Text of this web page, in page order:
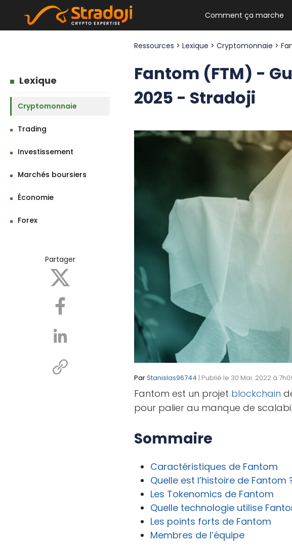
Comment ça marche
Lexique
Cryptomonnaie
Trading
Investissement
Marchés boursiers
Économie
Forex
Partager
Ressources >Lexique >Cryptomonnaie >
Fantom (FTM) -
2025 - Stradoji
ParStanislas96744 | Publié le 30 Mai. 2022 à
Fantom est un projet blockchain
pour palier au manque de
Sommaire
Caractéristiques de Fantom
Quelle est l’histoire de Fantom
Les Tokenomics de Fantom
Quelle technologie utilise
Les points forts de Fantom
Membres de l’équipe